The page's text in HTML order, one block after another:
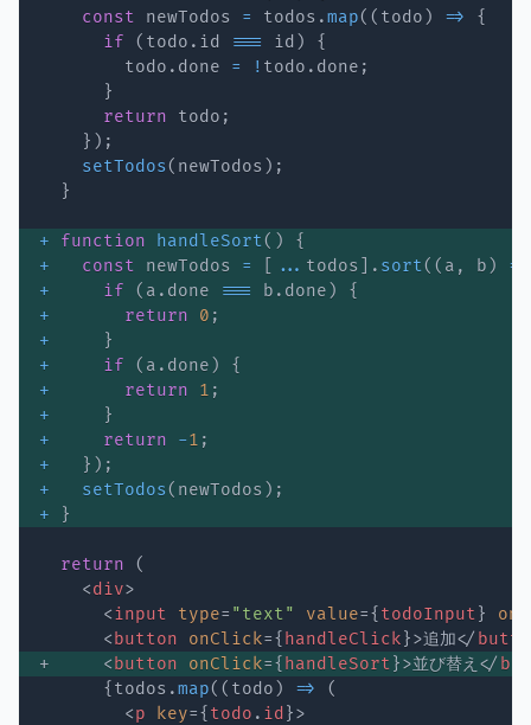
const newTodos = todos .map( ( todo ) =>
{
if
( todo . id === id )
{
        todo
. done = ! todo . done ;
}
return todo ;
} ) ;
setTodos( newTodos ) ;
}
+ function handleSort( )
{
+
const newTodos = ... todos . sort( ( a , b )
=>
+
if ( a . done === b . done )
{
+
return 0 ;
+
}
+
if ( a . done )
{
+
return 1 ;
+
}
+
return -1 ;
+
} ) ;
+
setTodos( newTodos ) ;
+
}
return
(
<div>
<input type= "text" value={ todoInput }
< button onClick={ handleClick }>追加</
+ < button onClick={ handleSort }>並び替え </
{ todos .map( ( todo ) =>
(
<p key={ todo . id }>